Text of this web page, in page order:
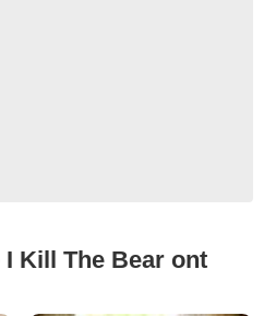
Kill The Bear ont